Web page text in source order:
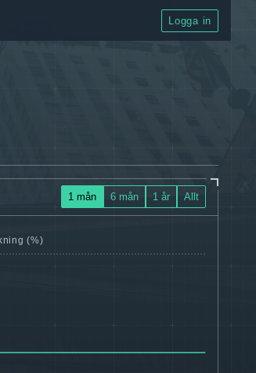
Logga in
1 mån 6 mån 1 år Allt